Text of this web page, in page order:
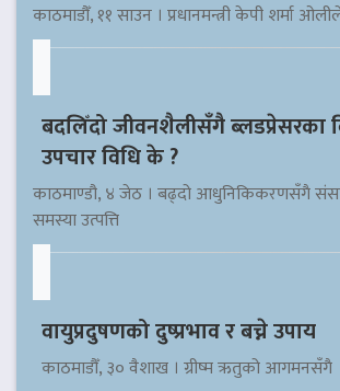
काठमाडौँ, ११ साउन । प्रधानमन्त्री केपी शर्मा ओलीले
बदलिँदो जीवनशैलीसँगै ब्लडप्रेसरका
उपचार विधि के ?
काठमाण्डौ, ४ जेठ । बढ्दो आधुनिकिकरणसँगै
समस्या उत्पत्ति
वायुप्रदुषणको दुष्प्रभाव र बच्ने उपाय
काठमाडौँ, ३० वैशाख । ग्रीष्म ऋतुको आगमनसँगै